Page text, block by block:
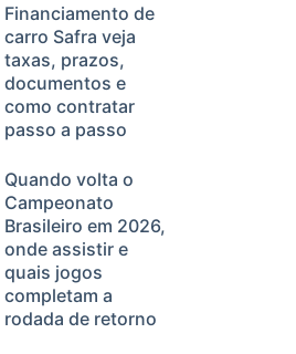
Financiamento de
carro Safra veja
taxas, prazos,
documentos e
como contratar
passo a passo
Quando volta o
Campeonato
Brasileiro em 2026,
onde assistir e
quais jogos
completam a
rodada de retorno